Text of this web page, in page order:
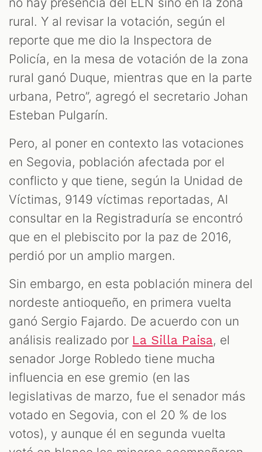
rural. Y al revisar la votación, según el
reporte que me dio la Inspectora de
Policía, en la mesa de votación de la zona
rural ganó Duque, mientras que en la parte
urbana, Petro”, agregó el secretario Johan
Esteban Pulgarín.
Pero, al poner en contexto las votaciones
en Segovia, población afectada por el
conflicto y que tiene, según la Unidad de
Víctimas, 9149 víctimas reportadas, Al
consultar en la Registraduría se encontró
que en el plebiscito por la paz de 2016,
perdió por un amplio margen.
Sin embargo, en esta población minera del
nordeste antioqueño, en primera vuelta
ganó Sergio Fajardo. De acuerdo con un
análisis realizado por La Silla Paisa, el
senador Jorge Robledo tiene mucha
influencia en ese gremio (en las
legislativas de marzo, fue el senador más
votado en Segovia, con el 20 % de los
votos), y aunque él en segunda vuelta